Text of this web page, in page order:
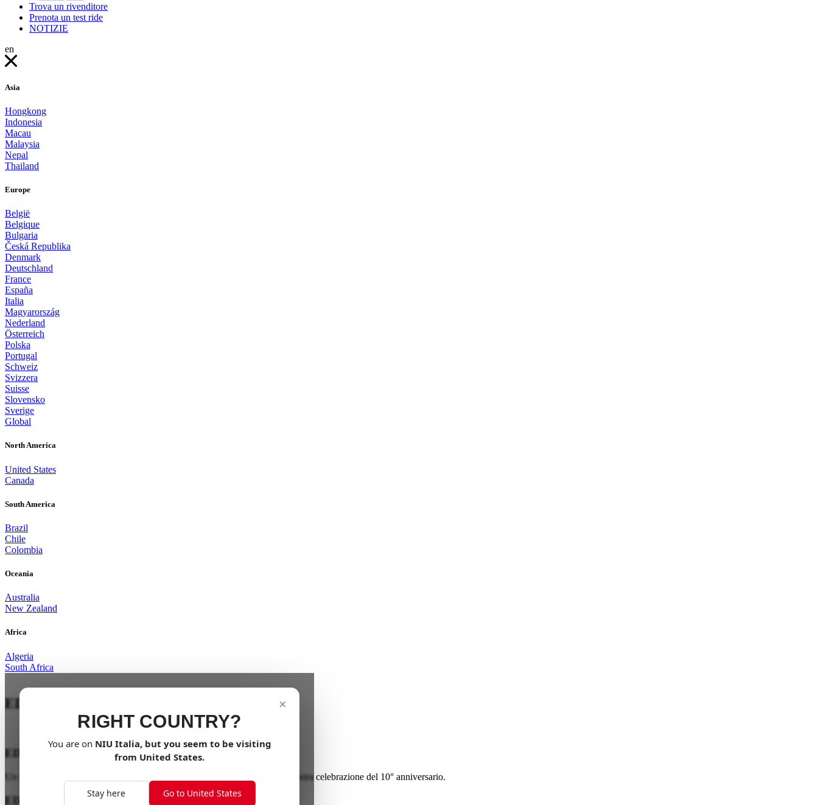
Trova un rivenditore
Prenota un test ride
NOTIZIE
en
Asia
Hongkong
Indonesia
Macau
Malaysia
Nepal
Thailand
Europe
België
Belgique
Bulgaria
Česká Republika
Denmark
Deutschland
France
España
Italia
Magyarország
Nederland
Österreich
Polska
Portugal
Schweiz
Svizzera
Suisse
Slovensko
Sverige
Global
North America
United States
Canada
South America
Brazil
Chile
Colombia
Oceania
Australia
New Zealand
Africa
Algeria
South Africa
×
RIGHT COUNTRY?
You are on NIU Italia, but you seem to be visiting
from United States.
Stay here Go to United States
EDIZIONE 10° ANNIVERSARIO
EDIZIONE 10° ANNIVERSARIO
Un decennio di potenza elettrica. Rendi la tua vita elettrica e partecipa alla nostra celebrazione del 10° anniversario.
EDIZIONE LIMITATA DA COLLEZIONE